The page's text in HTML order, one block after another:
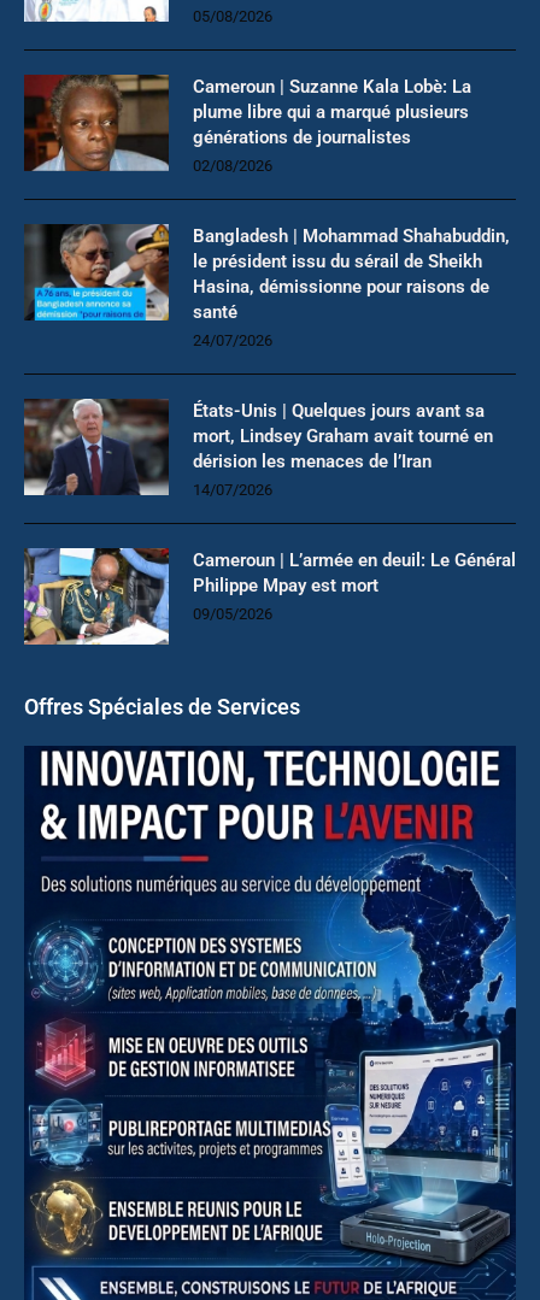
05/08/2026
Cameroun | Suzanne Kala Lobè: La
plume libre qui a marqué plusieurs
générations de journalistes
02/08/2026
Bangladesh | Mohammad Shahabuddin,
le président issu du sérail de Sheikh
Hasina, démissionne pour raisons de
santé
24/07/2026
États-Unis | Quelques jours avant sa
mort, Lindsey Graham avait tourné en
dérision les menaces de l’Iran
14/07/2026
Cameroun | L’armée en deuil: Le Général
Philippe Mpay est mort
09/05/2026
Offres Spéciales de Services